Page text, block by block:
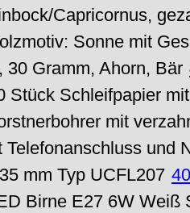
Capricornus,
Sonne mit
30 Gramm, Ahorn, Bär
Stück Schleifpapier
mit
Telefonanschluss und
mm Typ UCFL207
Birne E27 6W Weiß